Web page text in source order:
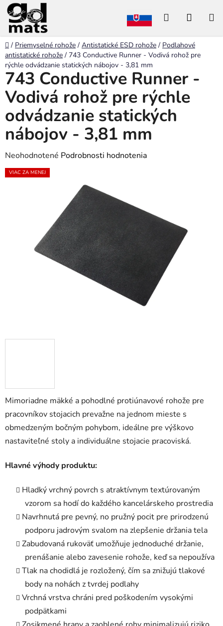
Prejsť
na
obsah
Hľadať
Domov
/ Priemyselné rohože / Antistatické ESD rohože / Podlahové
antistatické rohože / 743 Conductive Runner - Vodivá rohož pre
rýchle odvádzanie statických nábojov - 3,81 mm
Mimoriadne mäkké a pohodlné protiúnavové rohože pre
pracovníkov stojacich prevažne na jednom mieste s
obmedzeným bočným pohybom, ideálne pre výškovo
nastaviteľné stoly a individuálne stojacie pracoviská.
Hlavné výhody produktu:
Hladký vrchný povrch s atraktívnym textúrovaným
vzorom sa hodí do každého kancelárskeho prostredia
Navrhnutá pre pevný, no pružný pocit pre prirodzenú
podporu jadrovým svalom na zlepšenie držania tela
Zabudovaná rukoväť umožňuje jednoduché držanie,
prenášanie alebo zavesenie rohože, keď sa nepoužíva
Tlak na chodidlá je rozložený, čím sa znižujú tlakové
body na nohách z tvrdej podlahy
Vrchná vrstva chráni pred poškodením vysokými
podpätkami
743 Conductive Runner -
Vodivá rohož pre rýchle
odvádzanie statických
nábojov - 3,81 mm
Priemerné
hodnotenie
hviezdičiek.
Neohodnotené Podrobnosti hodnotenia
VIAC ZA MENEJ